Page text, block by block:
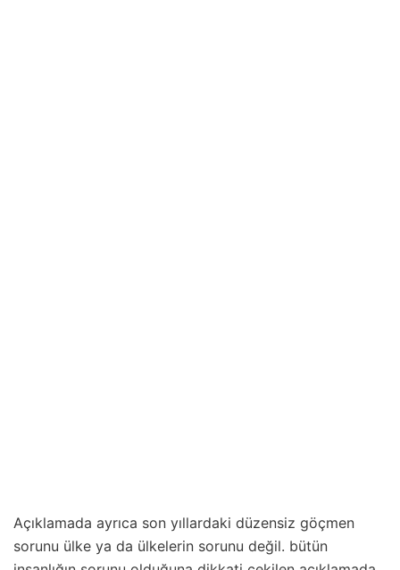
Açıklamada ayrıca son yıllardaki düzensiz göçmen
sorunu ülke ya da ülkelerin sorunu değil. bütün